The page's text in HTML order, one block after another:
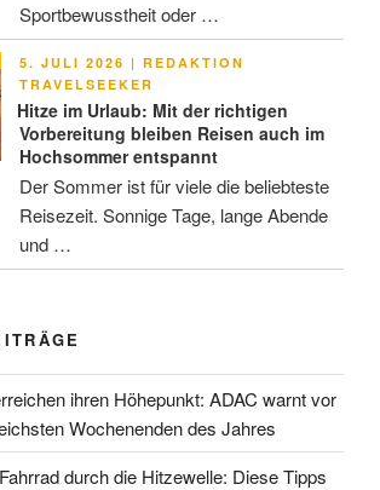
Sportbewusstheit oder …
VERÖFFENTLICHT
AM
5. JULI 2026 | REDAKTION
TRAVELSEEKER
Hitze im Urlaub: Mit der richtigen
Vorbereitung bleiben Reisen auch im
Hochsommer entspannt
Der Sommer ist für viele die beliebteste
Reisezeit. Sonnige Tage, lange Abende
und …
ihren Höhepunkt: ADAC warnt vor
Wochenenden des Jahres
durch die Hitzewelle: Diese Tipps